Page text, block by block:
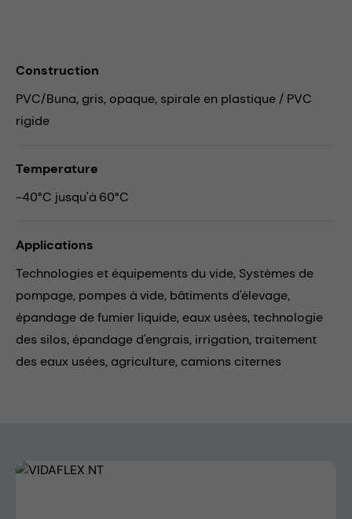
Construction
PVC/Buna, gris, opaque, spirale en plastique / PVC
rigide
Temperature
-40°C jusqu'à 60°C
Applications
Technologies et équipements du vide, Systèmes de
pompage, pompes à vide, bâtiments d'élevage,
épandage de fumier liquide, eaux usées,technologie
des silos, épandage d'engrais, irrigation,traitement
des eaux usées, agriculture, camions citernes
Skip image gallery